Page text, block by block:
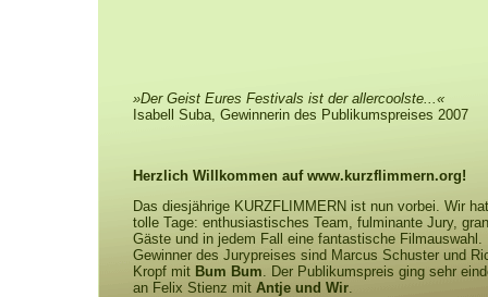
»Der Geist Eures Festivals ist der allercoolste...«
Isabell Suba, Gewinnerin des Publikumspreises 2007
Herzlich Willkommen auf www.kurzflimmern.org!
Das diesjährige KURZFLIMMERN ist nun vorbei. Wir
tolle Tage: enthusiastisches Team, fulminante Jury,
Gäste und in jedem Fall eine fantastische Filmauswahl.
Gewinner des Jurypreises sind Marcus Schuster und
Kropf mit Bum Bum. Der Publikumspreis ging sehr
an Felix Stienz mit Antje und Wir.